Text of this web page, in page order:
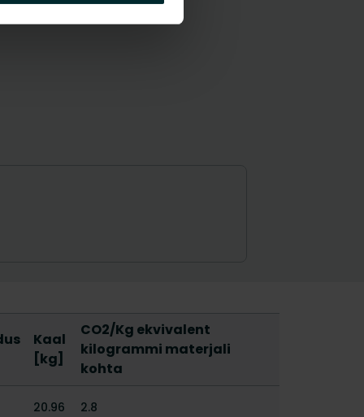
Kaal
[kg]
CO2/Kg ekvivalent
kilogrammi materjali
kohta
20.96 2.8